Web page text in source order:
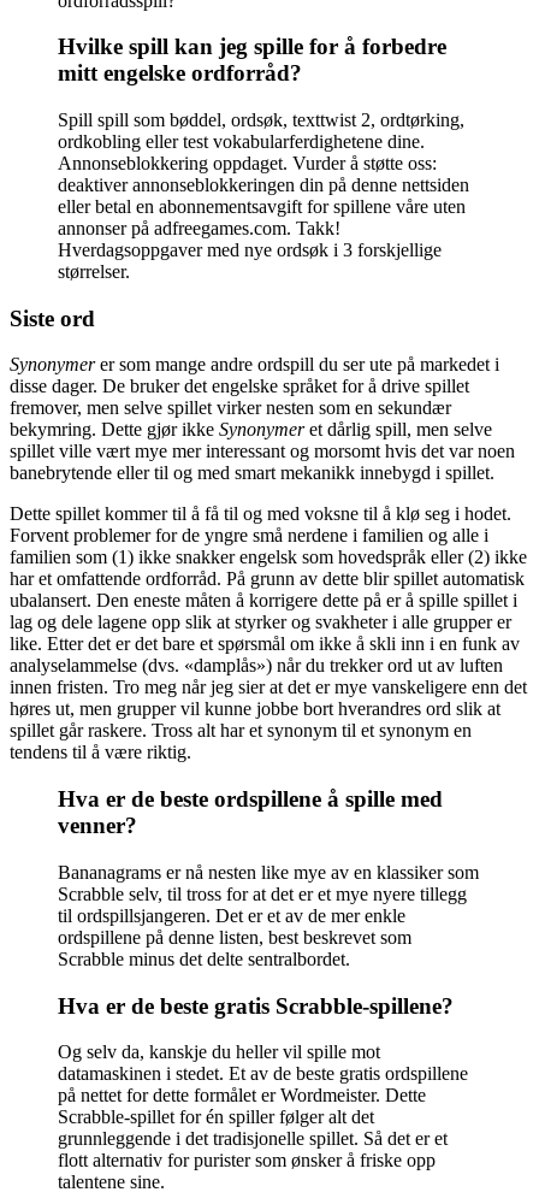
Hvilke spill kan jeg spille for å forbedre
mitt engelske ordforråd?
Spill spill som bøddel, ordsøk, texttwist 2, ordtørking,
ordkobling eller test vokabularferdighetene dine.
Annonseblokkering oppdaget. Vurder å støtte oss:
deaktiver annonseblokkeringen din på denne nettsiden
eller betal en abonnementsavgift for spillene våre uten
annonser på adfreegames.com. Takk!
Hverdagsoppgaver med nye ordsøk i 3 forskjellige
størrelser.
Siste ord
Synonymerer som mange andre ordspill du ser ute på markedet i
disse dager. De bruker det engelske språket for å drive spillet
fremover, men selve spillet virker nesten som en sekundær
bekymring. Dette gjør ikke Synonymeret dårlig spill, men selve
spillet ville vært mye mer interessant og morsomt hvis det var noen
banebrytende eller til og med smart mekanikk innebygd i spillet.
Dette spillet kommer til å få til og med voksne til å klø seg i hodet.
Forvent problemer for de yngre små nerdene i familien og alle i
familien som (1) ikke snakker engelsk som hovedspråk eller (2) ikke
har et omfattende ordforråd. På grunn av dette blir spillet automatisk
ubalansert. Den eneste måten å korrigere dette på er å spille spillet i
lag og dele lagene opp slik at styrker og svakheter i alle grupper er
like. Etter det er det bare et spørsmål om ikke å skli inn i en funk av
analyselammelse (dvs. «damplås») når du trekker ord ut av luften
innen fristen. Tro meg når jeg sier at det er mye vanskeligere enn det
høres ut, men grupper vil kunne jobbe bort hverandres ord slik at
spillet går raskere. Tross alt har et synonym til et synonym en
tendens til å være riktig.
Hva er de beste ordspillene å spille med
venner?
Bananagrams er nå nesten like mye av en klassiker som
Scrabble selv, til tross for at det er et mye nyere tillegg
til ordspillsjangeren. Det er et av de mer enkle
ordspillene på denne listen, best beskrevet som
Scrabble minus det delte sentralbordet.
Hva er de beste gratis Scrabble-spillene?
Og selv da, kanskje du heller vil spille mot
datamaskinen i stedet. Et av de beste gratis ordspillene
på nettet for dette formålet er Wordmeister. Dette
Scrabble-spillet for én spiller følger alt det
grunnleggende i det tradisjonelle spillet. Så det er et
flott alternativ for purister som ønsker å friske opp
talentene sine.